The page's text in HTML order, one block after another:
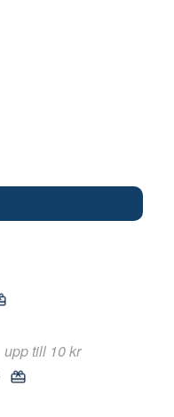
upp till 10 kr